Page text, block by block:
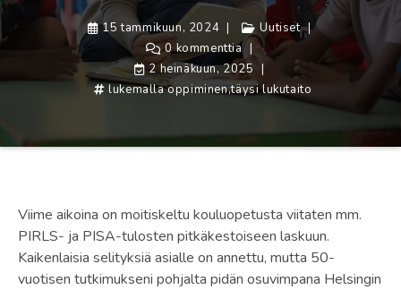
15 tammikuun, 2024
Uutiset
0 kommenttia
2 heinäkuun, 2025
lukemalla oppiminen,täysi lukutaito
Viime aikoina on moitiskeltu kouluopetusta viitaten mm.
PIRLS- ja PISA-tulosten pitkäkestoiseen laskuun.
Kaikenlaisia selityksiä asialle on annettu, mutta 50-
vuotisen tutkimukseni pohjalta pidän osuvimpana Helsingin